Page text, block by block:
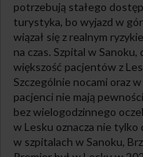
potrzebują stałego
turystyka, bo wyjazd w
wiązał się z realnym
na czas. Szpital w
większość pacjentów z
Szczególnie nocami oraz
pacjenci nie mają
bez wielogodzinnego
w Lesku oznacza nie tylko
w szpitalach w Sanoku,